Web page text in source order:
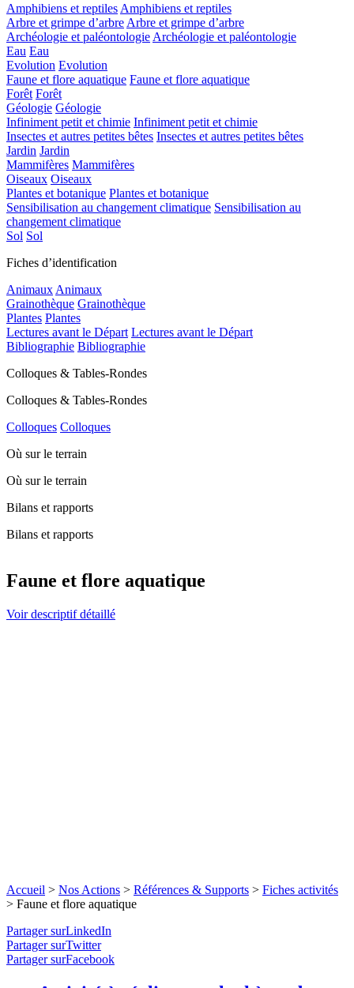
Amphibiens et reptiles Amphibiens et reptiles
Arbre et grimpe d’arbre Arbre et grimpe d’arbre
Archéologie et paléontologie Archéologie et paléontologie
Eau Eau
Evolution Evolution
Faune et flore aquatique Faune et flore aquatique
Forêt Forêt
Géologie Géologie
Infiniment petit et chimie Infiniment petit et chimie
Insectes et autres petites bêtes Insectes et autres petites bêtes
Jardin Jardin
Mammifères Mammifères
Oiseaux Oiseaux
Plantes et botanique Plantes et botanique
Sensibilisation au changement climatique Sensibilisation au
changement climatique
Sol Sol
Fiches d’identification
Animaux Animaux
Grainothèque Grainothèque
Plantes Plantes
Lectures avant le Départ Lectures avant le Départ
Bibliographie Bibliographie
Colloques & Tables-Rondes
Colloques & Tables-Rondes
Colloques Colloques
Où sur le terrain
Où sur le terrain
Bilans et rapports
Bilans et rapports
Faune et flore aquatique
Voir descriptif détaillé
Accueil > Nos Actions > Références & Supports > Fiches activités
> Faune et flore aquatique
Partager surLinkedIn
Partager surTwitter
Partager surFacebook